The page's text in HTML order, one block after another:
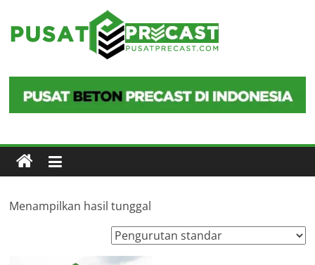
content
Pusat
Precast
Precast
di
Menampilkan hasil tunggal